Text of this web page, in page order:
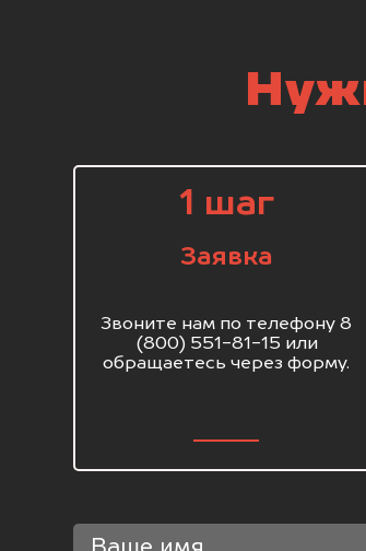
1 шаг
Заявка
Звоните нам по телефону 8
(800) 551-81-15 или
обращаетесь через форму.